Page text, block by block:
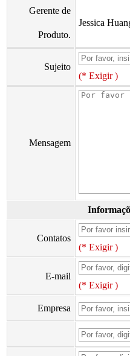
Gerente de
Produto.
Jessica
Sujeito
(* Exigir )
Mensagem
Contatos
(* Exigir )
E-mail
(* Exigir )
Empresa